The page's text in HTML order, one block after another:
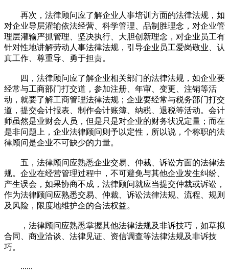
再次，法律顾问应了解企业人事培训方面的法律法规，如
对企业导层灌输依法经营、科学管理、品制胜理念，对企业管
理层灌输严抓管理、坚决执行、大胆创新理念，对企业员工有
针对性地讲解劳动人事法律法规，引导企业员工爱岗敬业、认
真工作、尊重导、勇于担责。
四，法律顾问应了解企业相关部门的法律法规，如企业要
经常与工商部门打交道，参加注册、年审、变更、注销等活
动，就要了解工商管理法律法规；企业要经常与税务部门打交
道，提交会计报表、制作会计账簿、纳税、退税等活动。会计
师虽然是业财会人员，但是只是对企业的财务状况定量；而在
是非问题上，企业法律顾问则予以定性，所以说，个称职的法
律顾问是企业不可缺少的力量。
五，法律顾问应熟悉企业交易、仲裁、诉讼方面的法律法
规。企业在经营管理过程中，不可避免与其他企业发生纠纷、
产生误会，如果协商不成，法律顾问就应当提交仲裁或诉讼，
作为法律顾问应熟悉交易、仲裁、诉讼法律法规、流程、规则
及风险，限度地维护企的合法权益。
，法律顾问应熟悉掌握其他法律法规及非诉技巧，如草拟
合同、商业洽谈、法律见证、资信调查等法律法规及非诉技
巧。
......